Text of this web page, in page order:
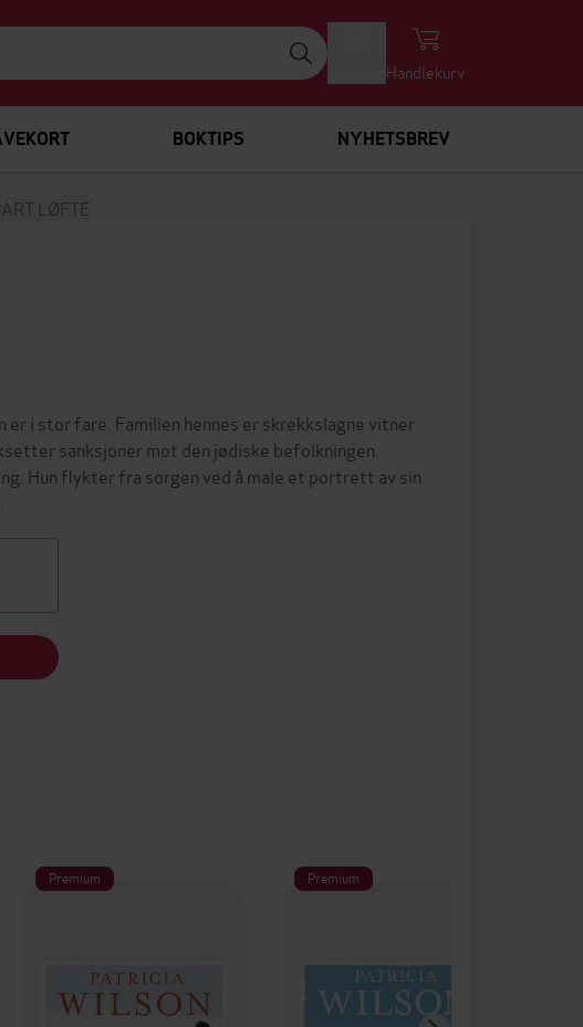
Handlekurv
BOKTIPS NYHETSBREV
LØFTE
er i stor fare. Familien hennes er skrekkslagne vitner
sanksjoner mot den jødiske befolkningen.
Hun flykter fra sorgen ved å male et portrett av sin
Premium Premium